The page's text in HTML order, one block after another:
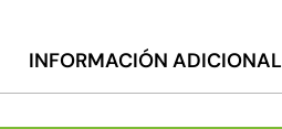
INFORMACIÓN ADICIONAL